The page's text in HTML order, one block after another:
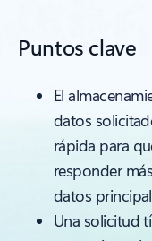
Puntos clave
El
datos
rápida para
responder
datos
Una solicitud